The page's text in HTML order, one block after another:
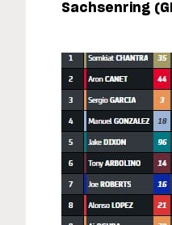
Sachsenring